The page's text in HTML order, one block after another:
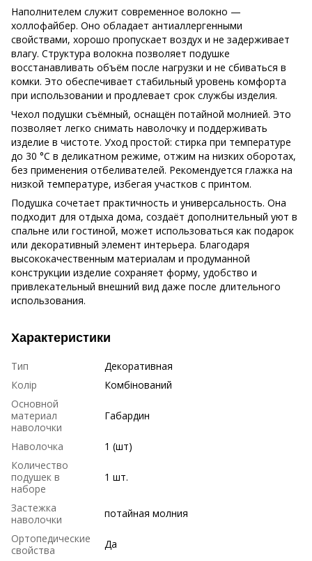
Наполнителем служит современное волокно —
холлофайбер. Оно обладает антиаллергенными
свойствами, хорошо пропускает воздух и не задерживает
влагу. Структура волокна позволяет подушке
восстанавливать объём после нагрузки и не сбиваться в
комки. Это обеспечивает стабильный уровень комфорта
при использовании и продлевает срок службы изделия.
Чехол подушки съёмный, оснащён потайной молнией. Это
позволяет легко снимать наволочку и поддерживать
изделие в чистоте. Уход простой: стирка при температуре
до 30 °C в деликатном режиме, отжим на низких оборотах,
без применения отбеливателей. Рекомендуется глажка на
низкой температуре, избегая участков с принтом.
Подушка сочетает практичность и универсальность. Она
подходит для отдыха дома, создаёт дополнительный уют в
спальне или гостиной, может использоваться как подарок
или декоративный элемент интерьера. Благодаря
высококачественным материалам и продуманной
конструкции изделие сохраняет форму, удобство и
привлекательный внешний вид даже после длительного
использования.
Характеристики
Тип
Декоративная
Колір
Комбінований
Основной
материал
наволочки
Габардин
Наволочка
1 (шт)
Количество
подушек в
наборе
1 шт.
Застежка
наволочки
потайная молния
Ортопедические
свойства
Да